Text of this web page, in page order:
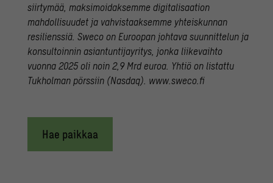
siirtymää, maksimoidaksemme digitalisaation
mahdollisuudet ja vahvistaaksemme yhteiskunnan
resilienssiä. Sweco on Euroopan johtava suunnittelun ja
konsultoinnin asiantuntijayritys, jonka liikevaihto
vuonna 2025 oli noin 2,9 Mrd euroa. Yhtiö on listattu
Tukholman pörssiin (Nasdaq). www.sweco.fi
Hae paikkaa